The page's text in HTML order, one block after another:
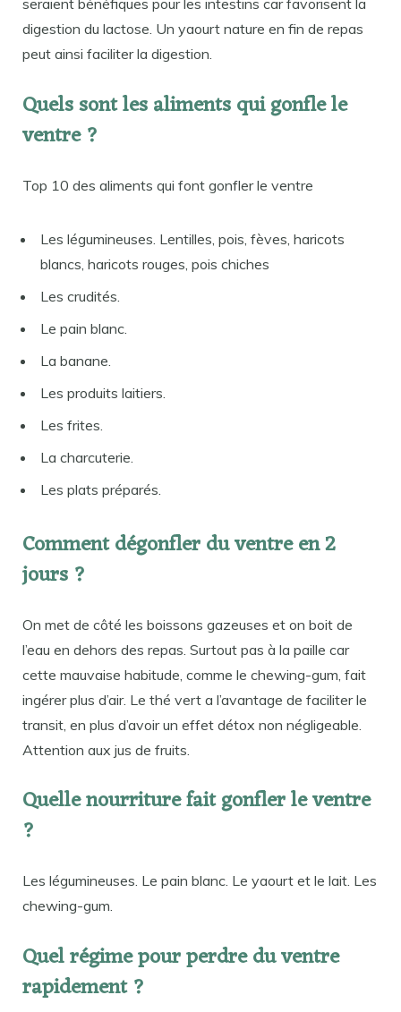
digestion du lactose. Un yaourt nature en fin de repas
peut ainsi faciliter la digestion.
Quels sont les aliments qui gonfle le
ventre ?
Top 10 des aliments qui font gonfler le ventre
Les légumineuses. Lentilles, pois, fèves, haricots
blancs, haricots rouges, pois chiches
Les crudités.
Le pain blanc.
La banane.
Les produits laitiers.
Les frites.
La charcuterie.
Les plats préparés.
Comment dégonfler du ventre en 2
jours ?
On met de côté les boissons gazeuses et on boit de
l’eau en dehors des repas. Surtout pas à la paille car
cette mauvaise habitude, comme le chewing-gum, fait
ingérer plus d’air. Le thé vert a l’avantage de faciliter le
transit, en plus d’avoir un effet détox non négligeable.
Attention aux jus de fruits.
Quelle nourriture fait gonfler le ventre
?
Les légumineuses. Le pain blanc. Le yaourt et le lait. Les
chewing-gum.
Quel régime pour perdre du ventre
rapidement ?